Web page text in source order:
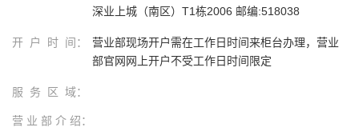
深业上城（南区）T1栋2006 邮编:518038
开 户 时 间：
营业部现场开户需在工作日时间来柜台办理，营业
部官网网上开户不受工作日时间限定
服 务 区 域：
营 业 部 介 绍：